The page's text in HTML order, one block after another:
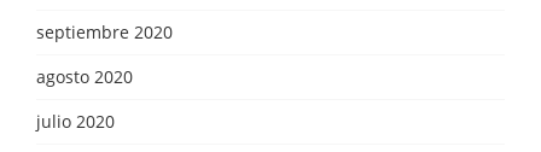
septiembre 2020
agosto 2020
julio 2020